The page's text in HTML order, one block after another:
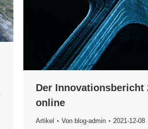
Der Innovationsbericht
online
Artikel Von blog-admin 2021-12-08